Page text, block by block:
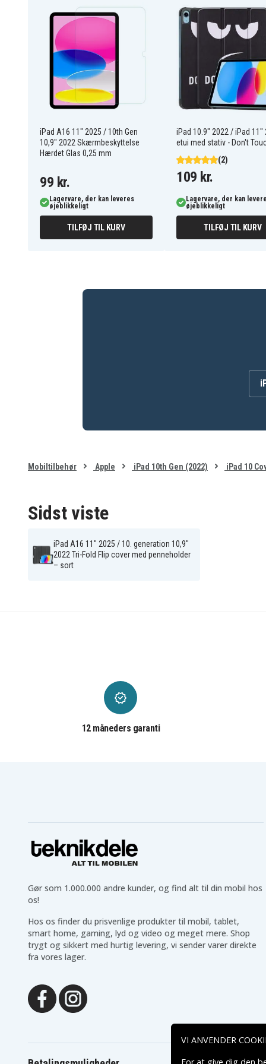
A3162), iPad A16 11" 2025 (A3355 / A3356)
Fordele ved iPad A16 11" 2025 / 10.
cover – sort
Effektiv beskyttelse mod ridser og snavs
Komfortabel tredobbelt støtte til læsning og
Praktisk automatisk vække-/søvnfunktion, der
Artikkelnr 660201717A
Etui
Feature Penneholder, Stativ
iPad A16 11" 2025 / 10th Gen
10,9" 2022 Skærmbeskyttelse
Hærdet Glas 0,25 mm
99 kr.
Lagervare, der kan leveres
øjeblikkeligt
TILFØJ TIL KURV
iPad 10.9" 2022 / iPad 11"
etui med stativ - Don't
(2)
109 kr.
Lagervare, der kan
øjeblikkeligt
TILFØJ TIL KURV
Mobiltilbehør Apple iPad 10th Gen (2022) iPad 10
Sidst viste
iPad A16 11" 2025 / 10. generation 10,9"
2022 Tri-Fold Flip cover med penneholder
– sort
12 måneders garanti
Gør som 1.000.000 andre kunder, og find alt til din mobil hos
os!
Hos os finder du prisvenlige produkter til mobil, tablet,
smart home, gaming, lyd og video og meget mere. Shop
trygt og sikkert med hurtig levering, vi sender varer direkte
fra vores lager.
VI ANVENDER